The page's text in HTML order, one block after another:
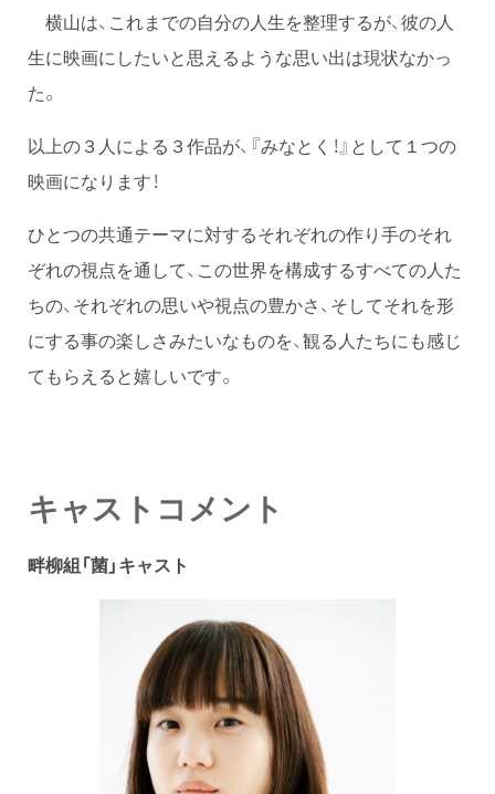
横山は、これまでの自分の人生を整理するが、彼の人
生に映画にしたいと思えるような思い出は現状なかっ
た。
以上の３人による３作品が、『みなとく！』として１つの
映画になります！
ひとつの共通テーマに対するそれぞれの作り手のそれ
ぞれの視点を通して、この世界を構成するすべての人た
ちの、それぞれの思いや視点の豊かさ、そしてそれを形
にする事の楽しさみたいなものを、観る人たちにも感じ
てもらえると嬉しいです。
キャストコメント
畔柳組「菌」キャスト